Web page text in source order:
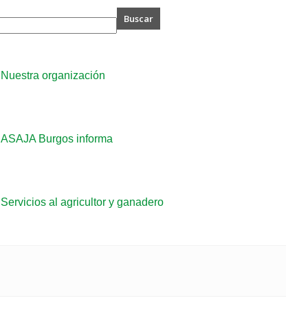
Nuestra organización
ASAJA Burgos informa
Servicios al agricultor y ganadero